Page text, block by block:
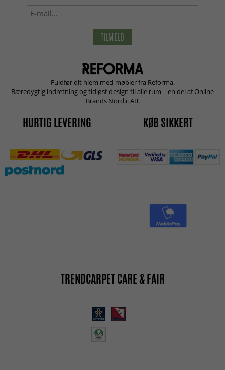
TILMELD
Fuldfør dit hjem med møbler fra Reforma.
Bæredygtig indretning og tidløst design til alle rum – en del af Online
Brands Nordic AB.
HURTIG LEVERING KØB SIKKERT
TRENDCARPET CARE & FAIR